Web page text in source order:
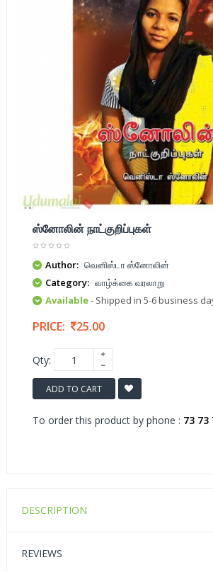
ஸ்னோலின் நாட்குறிப்புகள்
Author: வெனிஸ்டா ஸ்னோலின்
Category: வாழ்க்கை வரலாறு
Available- Shipped in 5-6 business
PRICE: 25.00
Qty:
ADD TO CART
To order this product by phone : 73 73
DESCRIPTION
REVIEWS